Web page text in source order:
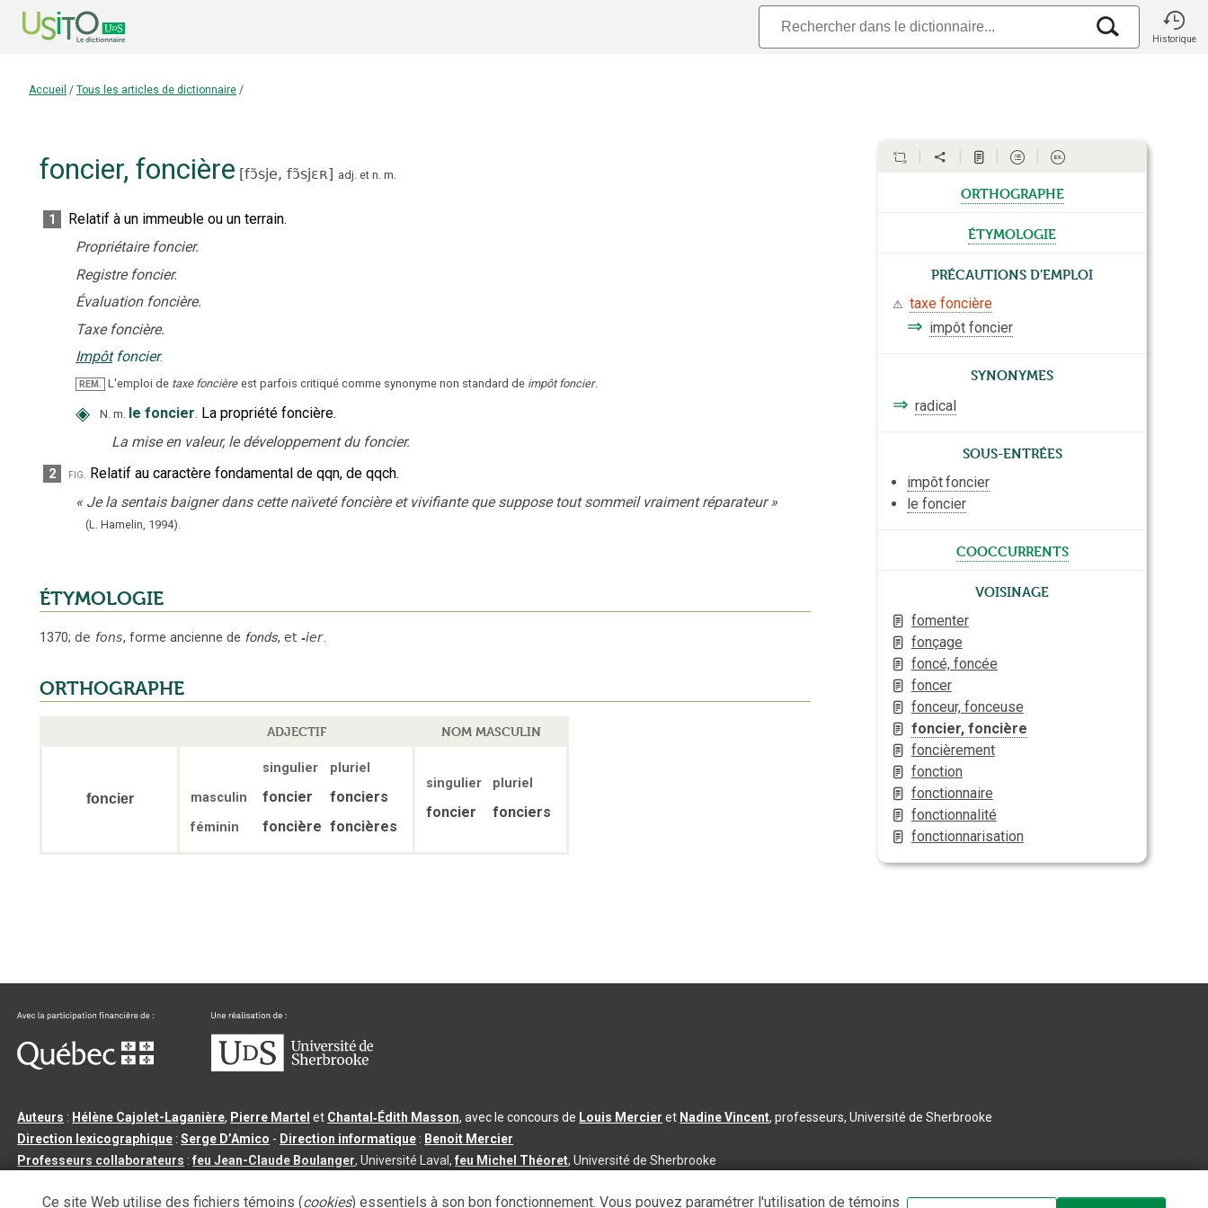
Historique
Accueil / Tous les articles de dictionnaire /
foncier, foncière [fɔ̃sje, fɔ̃sjɛʀ] adj. et n. m.
1
Relatif à un immeuble ou un terrain.
Propriétaire foncier.
Registre foncier.
Évaluation foncière.
Taxe foncière.
Impôt foncier.
REM. L'emploi de taxe foncière est parfois critiqué comme synonyme non standard de impôt foncier.
◈ N. m. le foncier. La propriété foncière.
La mise en valeur, le développement du foncier.
2 fig. Relatif au caractère fondamental de qqn, de qqch.
« Je la sentais baigner dans cette naïveté foncière et vivifiante que suppose tout sommeil vraiment réparateur »
(L. Hamelin, 1994).
ÉTYMOLOGIE
1370; de fons, forme ancienne de fonds, et -ier.
ORTHOGRAPHE
ADJECTIF NOM MASCULIN
foncier
singulier
pluriel
masculin
foncier fonciers
féminin foncière foncières
singulier pluriel
foncier fonciers
orthographe
étymologie
Précautions d'emploi
⚠ taxe foncière
⇒ impôt foncier
Synonymes
⇒ radical
Sous-entrées
impôtfoncier
le foncier
cooccurrents
Voisinage
fomenter
fonçage
foncé, foncée
foncer
fonceur, fonceuse
foncier, foncière
foncièrement
fonction
fonctionnaire
fonctionnalité
fonctionnarisation
Auteurs : Hélène Cajolet-Laganière, Pierre Martel et Chantal‑Édith Masson, avec le concours de Louis Mercier et Nadine Vincent, professeurs, Université de Sherbrooke
Direction lexicographique :Serge D’Amico - Direction informatique : Benoit Mercier
Professeurs collaborateurs :feu Jean-Claude Boulanger, Université Laval,feu Michel Théoret, Université de Sherbrooke
Ce site Web utilise des fichiers témoins (cookies) essentiels à son bon fonctionnement. Vous pouvez paramétrer l'utilisation de témoins